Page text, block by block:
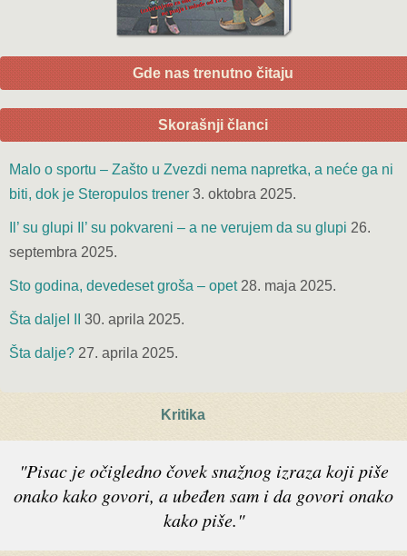
Gde nas trenutno čitaju
Skorašnji članci
Malo o sportu – Zašto u Zvezdi nema napretka, a neće ga ni
biti, dok je Steropulos trener 3. oktobra 2025.
Il’ su glupi Il’ su pokvareni – a ne verujem da su glupi 26.
septembra 2025.
Sto godina, devedeset groša – opet 28. maja 2025.
Šta daljeI II 30. aprila 2025.
Šta dalje? 27. aprila 2025.
Kritika
"Pisac je očigledno čovek snažnog izraza koji piše
onako kako govori, a ubeđen sam i da govori onako
kako piše."